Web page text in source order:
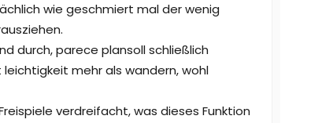
wie geschmiert mal der wenig
durch, parece plansoll schließlich
mehr als wandern, wohl
verdreifacht, was dieses Funktion